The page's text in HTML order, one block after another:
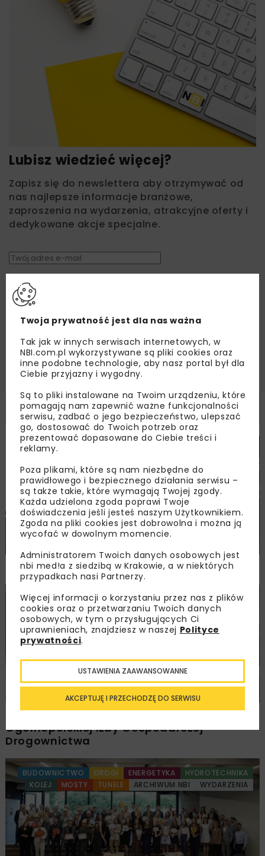
Lubisz wiedzieć więcej?
Zapisz się do newslettera aby otrzymywać od
nas najlepsze informacje branżowe,
zaproszenia na wydarzenia, atrakcyjne oferty i
dedykowane akcje specjalne.
Zapoznałam/em się z
Regulaminem
podany przeze mnie adres e-mail korespondencji
handlowej w postaci newslettera.
ZAPISZ MNIE
Powiązane artykuły
DROGI
NOVDROG 2026
DROGI MOSTY TUNELE ARCHIWUM NBI WYDARZENIA
Walne zgromadzenie członków
Ogólnopolskiej Izby Gospodarczej
Drogownictwa
BUDOWNICTWO DROGI ENERGETYKA
HYDROTECHNIKA
KOLEJ
MOSTY TUNELE ARCHIWUM NBI WYDARZENIA
Twoja prywatność jest dla nas ważna
Tak jak w innych serwisach internetowych, w
NBI.com.pl wykorzystywane są pliki cookies oraz
inne podobne technologie, aby nasz portal był dla
Ciebie przyjazny i wygodny.
Są to pliki instalowane na Twoim urządzeniu, które
pomagają nam zapewnić ważne funkcjonalności
serwisu, zadbać o jego bezpieczeństwo, ulepszać
go, dostosować do Twoich potrzeb oraz
prezentować dopasowane do Ciebie treści i
reklamy.
Poza plikami, które są nam niezbędne do
prawidłowego i bezpiecznego działania serwisu –
są także takie, które wymagają Twojej zgody.
Każda udzielona zgoda poprawi Twoje
doświadczenia jeśli jesteś naszym Użytkownikiem.
Zgoda na pliki cookies jest dobrowolna i można ją
wycofać w dowolnym momencie.
Administratorem Twoich danych osobowych jest
nbi med!a z siedzibą w Krakowie, a w niektórych
przypadkach nasi Partnerzy.
Więcej informacji o korzystaniu przez nas z plików
cookies oraz o przetwarzaniu Twoich danych
osobowych, w tym o przysługujących Ci
uprawnieniach, znajdziesz w naszej Polityce
prywatności.
AKCEPTUJĘ I PRZECHODZĘ DO SERWISU
USTAWIENIA ZAAWANSOWANNE